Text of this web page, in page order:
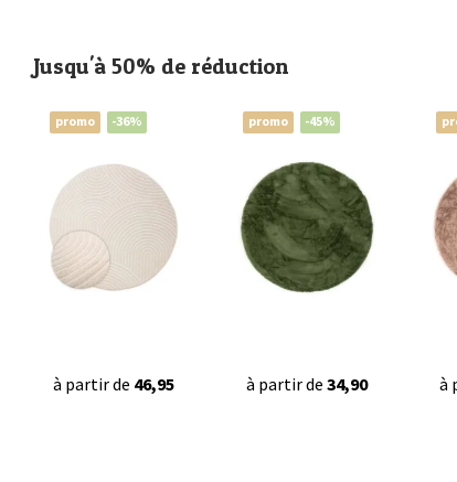
Jusqu'à 50% de réduction
promo -36%
à partir de 46,95
promo -45%
à partir de 34,90 à